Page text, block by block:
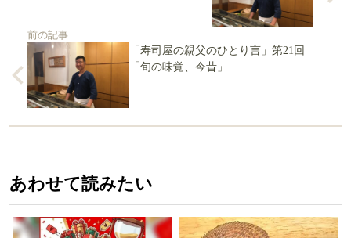
前の記事
「寿司屋の親父のひとり言」第21回
「旬の味覚、今昔」
あわせて読みたい